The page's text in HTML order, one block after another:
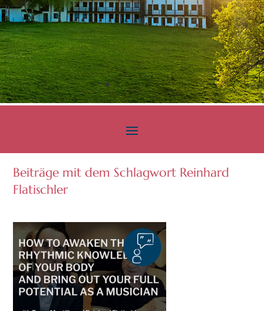
Moshé Feldenkrais
Beiträge mit dem Schlagwort Reinhard
Flatischler